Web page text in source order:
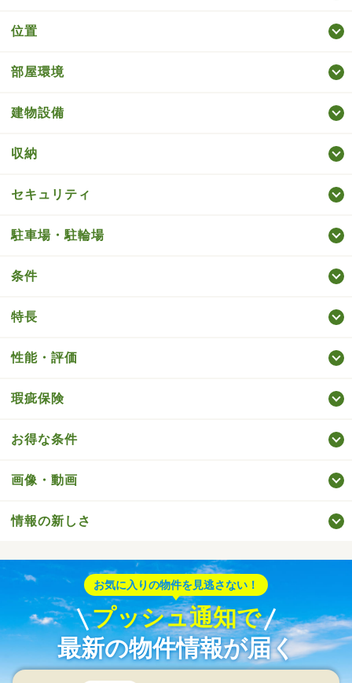
位置
部屋環境
建物設備
収納
セキュリティ
駐車場・駐輪場
条件
特長
性能・評価
瑕疵保険
お得な条件
画像・動画
情報の新しさ
お気に入りの物件を見逃さない！
プッシュ通知で
最新の物件情報が届く